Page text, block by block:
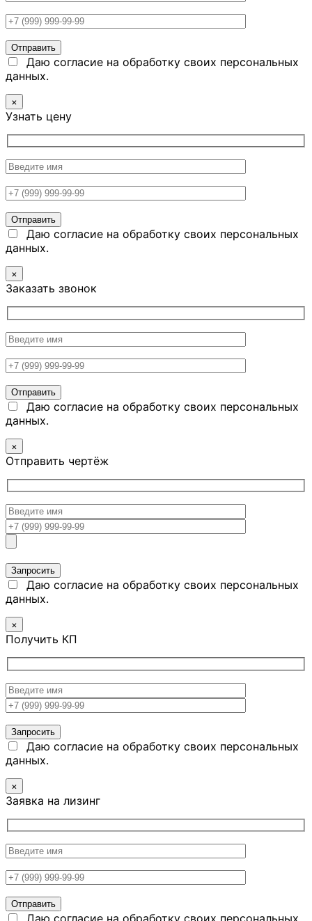
Даю согласие на обработку своих персональных
данных.
×
Узнать цену
Даю согласие на обработку своих персональных
данных.
×
Заказать звонок
Даю согласие на обработку своих персональных
данных.
×
Отправить чертёж
Даю согласие на обработку своих персональных
данных.
×
Получить КП
Даю согласие на обработку своих персональных
данных.
×
Заявка на лизинг